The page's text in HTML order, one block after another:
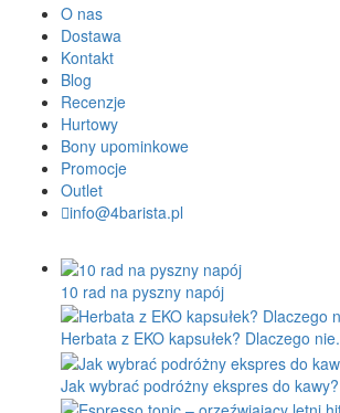
O nas
Dostawa
Kontakt
Blog
Recenzje
Hurtowy
Bony upominkowe
Promocje
Outlet
info@4barista.pl
10 rad na pyszny napój
Herbata z EKO kapsułek? Dlaczego nie.
Jak wybrać podróżny ekspres do kawy?